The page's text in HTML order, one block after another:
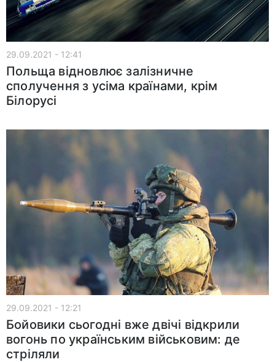
29.09.2021 - 12:41
Польща відновлює залізничне
сполучення з усіма країнами, крім
Білорусі
29.09.2021 - 12:21
Бойовики сьогодні вже двічі відкрили
вогонь по українським військовим: де
стріляли